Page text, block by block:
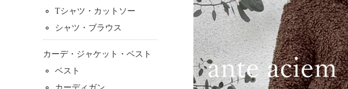
Tシャツ・カットソー
シャツ・ブラウス
カーデ・ジャケット・ベスト
ベスト